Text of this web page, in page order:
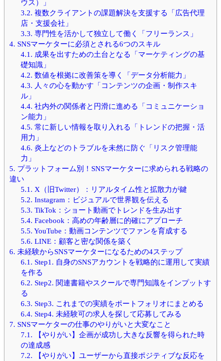
ウス）」
3.2. 複数クライアントの課題解決を支援する「広告代理
店・支援会社」
3.3. 専門性を活かして独立して働く「フリーランス」
4. SNSマーケターに必須とされる6つのスキル
4.1. 成果を出すための土台となる「マーケティングの基
礎知識」
4.2. 数値を根拠に改善策を導く「データ分析能力」
4.3. 人々の心を動かす「コンテンツの企画・制作スキ
ル」
4.4. 社内外の関係者と円滑に進める「コミュニケーショ
ン能力」
4.5. 常に新しい情報を取り入れる「トレンドの把握・活
用力」
4.6. 炎上などのトラブルを未然に防ぐ「リスク管理能
力」
5. プラットフォーム別！SNSマーケターに求められる戦略の
違い
5.1. X（旧Twitter）：リアルタイム性と拡散力が鍵
5.2. Instagram：ビジュアルで世界観を伝える
5.3. TikTok：ショート動画でトレンドを生み出す
5.4. Facebook：高めの年齢層に的確にアプローチ
5.5. YouTube：動画コンテンツでファンを育成する
5.6. LINE：顧客と密な関係を築く
6. 未経験からSNSマーケターになるための4ステップ
6.1. Step1. 自身のSNSアカウントを戦略的に運用して実績
を作る
6.2. Step2. 関連書籍やスクールで専門知識をインプットす
る
6.3. Step3. これまでの実績をポートフォリオにまとめる
6.4. Step4. 未経験可の求人を探して応募してみる
7. SNSマーケターの仕事のやりがいと大変なこと
7.1. 【やりがい】企画が成功し大きな反響を得られた時
の達成感
7.2. 【やりがい】ユーザーから直接ポジティブな反応を